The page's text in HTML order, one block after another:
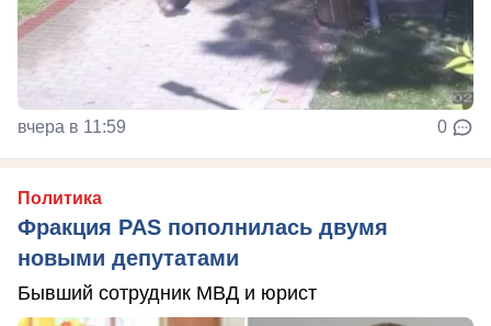
вчера в 11:59 0
Политика
Фракция PAS пополнилась двумя
новыми депутатами
Бывший сотрудник МВД и юрист